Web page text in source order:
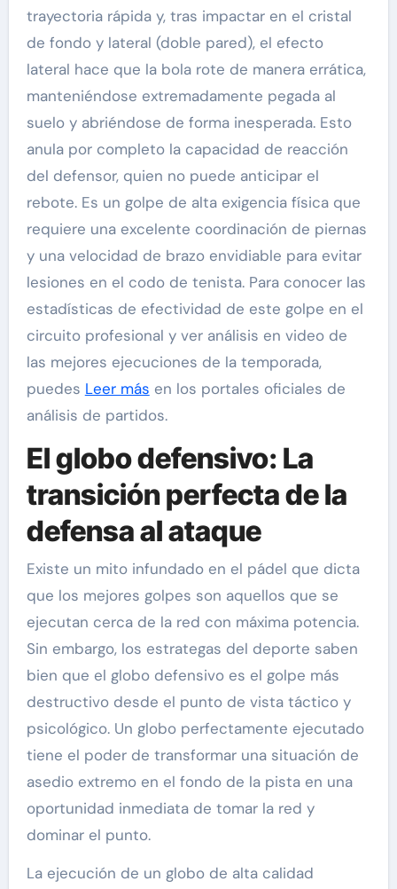
trayectoria rápida y, tras impactar en el cristal
de fondo y lateral (doble pared), el efecto
lateral hace que la bola rote de manera errática,
manteniéndose extremadamente pegada al
suelo y abriéndose de forma inesperada. Esto
anula por completo la capacidad de reacción
del defensor, quien no puede anticipar el
rebote. Es un golpe de alta exigencia física que
requiere una excelente coordinación de piernas
y una velocidad de brazo envidiable para evitar
lesiones en el codo de tenista. Para conocer las
estadísticas de efectividad de este golpe en el
circuito profesional y ver análisis en video de
las mejores ejecuciones de la temporada,
puedes Leer más en los portales oficiales de
análisis de partidos.
El globo defensivo: La
transición perfecta de la
defensa al ataque
Existe un mito infundado en el pádel que dicta
que los mejores golpes son aquellos que se
ejecutan cerca de la red con máxima potencia.
Sin embargo, los estrategas del deporte saben
bien que el globo defensivo es el golpe más
destructivo desde el punto de vista táctico y
psicológico. Un globo perfectamente ejecutado
tiene el poder de transformar una situación de
asedio extremo en el fondo de la pista en una
oportunidad inmediata de tomar la red y
dominar el punto.
La ejecución de un globo de alta calidad